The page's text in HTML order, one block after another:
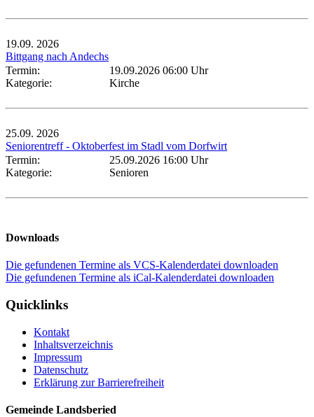
19.09. 2026
Bittgang nach Andechs
Termin:
19.09.2026 06:00 Uhr
Kategorie:
Kirche
25.09. 2026
Seniorentreff - Oktoberfest im Stadl vom Dorfwirt
Termin:
25.09.2026 16:00 Uhr
Kategorie:
Senioren
Downloads
Die gefundenen Termine als VCS-Kalenderdatei downloaden
Die gefundenen Termine als iCal-Kalenderdatei downloaden
Quicklinks
Kontakt
Inhaltsverzeichnis
Impressum
Datenschutz
Erklärung zur Barrierefreiheit
Gemeinde Landsberied